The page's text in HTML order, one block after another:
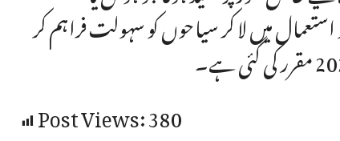
میں لا کر سیاحوں کو سہولت فراہم کر
Post Views:380